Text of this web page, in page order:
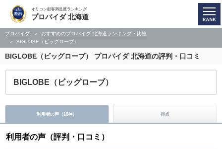
オリコン顧客満足度ランキング
プロバイダ 北海道
プロバイダ
おすすめのプロバイダ 北海道ランキング・比較
BIGLOBE（ビッグローブ）
BIGLOBE（ビッグローブ） プロバイダ 北海道の評判・口コミ
BIGLOBE（ビッグローブ）
利用者の声（18件） 得点
利用者の声（評判・口コミ）